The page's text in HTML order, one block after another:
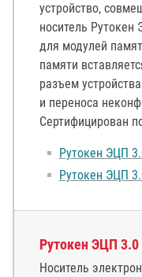
устройство,
носитель
для модулей
памяти
разъем
и переноса
Сертифицирован
Рутокен ЭЦП
Рутокен ЭЦП
Рутокен ЭЦП 3.0
Носитель